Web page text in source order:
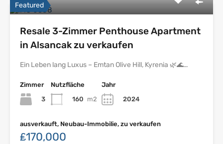
Featured
Resale 3-Zimmer Penthouse Apartment
in Alsancak zu verkaufen
Ein Leben lang Luxus – Emtan Olive Hill, Kyrenia 🌿🌊…
Zimmer
3
Nutzfläche
160 m2
Jahr
2024
ausverkauft, Neubau-Immobilie, zu verkaufen
₤170,000